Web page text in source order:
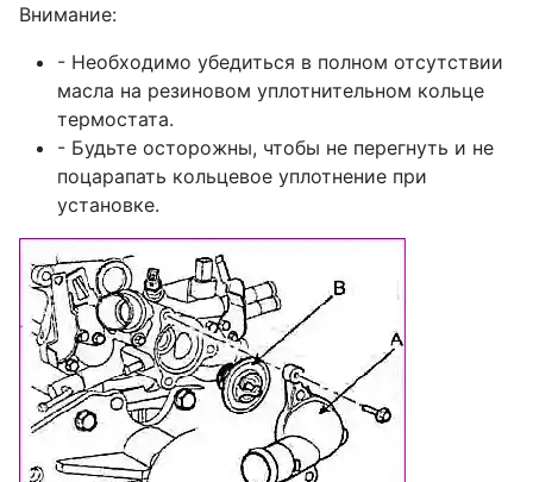
Внимание:
- Необходимо убедиться в полном отсутствии
масла на резиновом уплотнительном кольце
термостата.
- Будьте осторожны, чтобы не перегнуть и не
поцарапать кольцевое уплотнение при
установке.